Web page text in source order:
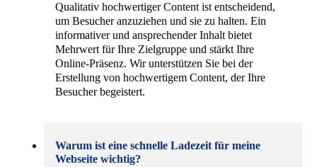
Qualitativ hochwertiger Content ist entscheidend,
um Besucher anzuziehen und sie zu halten. Ein
informativer und ansprechender Inhalt bietet
Mehrwert für Ihre Zielgruppe und stärkt Ihre
Online-Präsenz. Wir unterstützen Sie bei der
Erstellung von hochwertigem Content, der Ihre
Besucher begeistert.
Warum ist eine schnelle Ladezeit für meine
Webseite wichtig?